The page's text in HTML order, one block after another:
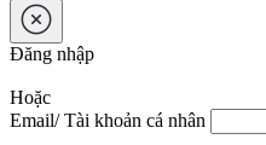
Đăng nhập
Hoặc
Email/ Tài khoản cá nhân